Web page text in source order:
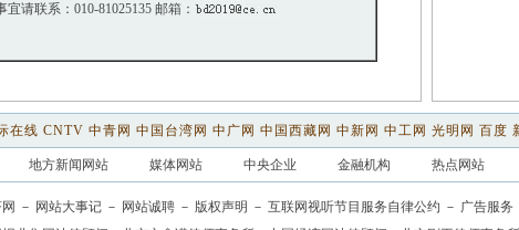
请联系：010-81025135 邮箱：
在线 CNTV 中青网 中国台湾网 中广网 中国西藏网 中新网 中工网 光明网 百度
地方新闻网站 媒体网站 中央企业 金融机构 热点网站
－ 网站大事记 － 网站诚聘 － 版权声明 － 互联网视听节目服务自律公约 － 广告服务